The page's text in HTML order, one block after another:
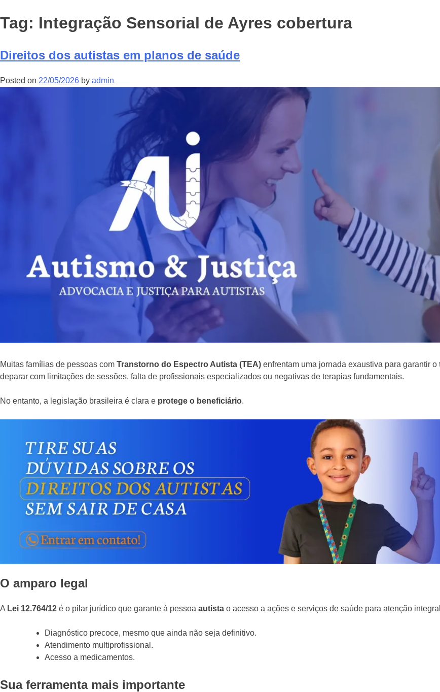
Tag: Integração Sensorial de Ayres cobertura
Direitos dos autistas em planos de saúde
Posted on 22/05/2026 by admin
Muitas famílias de pessoas com Transtorno do Espectro Autista (TEA) enfrentam uma jornada exaustiva para garantir o
deparar com limitações de sessões, falta de profissionais especializados ou negativas de terapias fundamentais.
No entanto, a legislação brasileira é clara e protege o beneficiário.
O amparo legal
A Lei 12.764/12 é o pilar jurídico que garante à pessoa autista o acesso a ações e serviços de saúde para atenção
Diagnóstico precoce, mesmo que ainda não seja definitivo.
Atendimento multiprofissional.
Acesso a medicamentos.
Sua ferramenta mais importante